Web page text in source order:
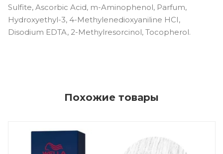
Sulfite, Ascorbic Acid, m-Aminophenol, Parfum,
Hydroxyethyl-3, 4-Methylenedioxyaniline HCI,
Disodium EDTA, 2-Methylresorcinol, Tocopherol.
Похожие товары